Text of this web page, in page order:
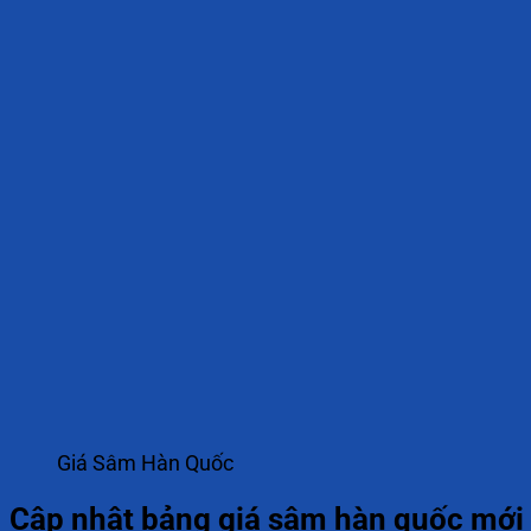
Giá Sâm Hàn Quốc
Cập nhật bảng giá sâm hàn quốc